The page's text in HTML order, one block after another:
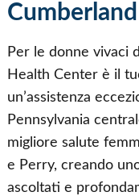
Per le donne vivaci
Health Center è il
un’assistenza
Pennsylvania
migliore salute
e Perry, creando
ascoltati e